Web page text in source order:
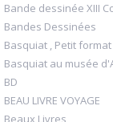
Bande dessinée XIII
Bandes Dessinées
Basquiat , Petit format
Basquiat au musée
BD
BEAU LIVRE VOYAGE